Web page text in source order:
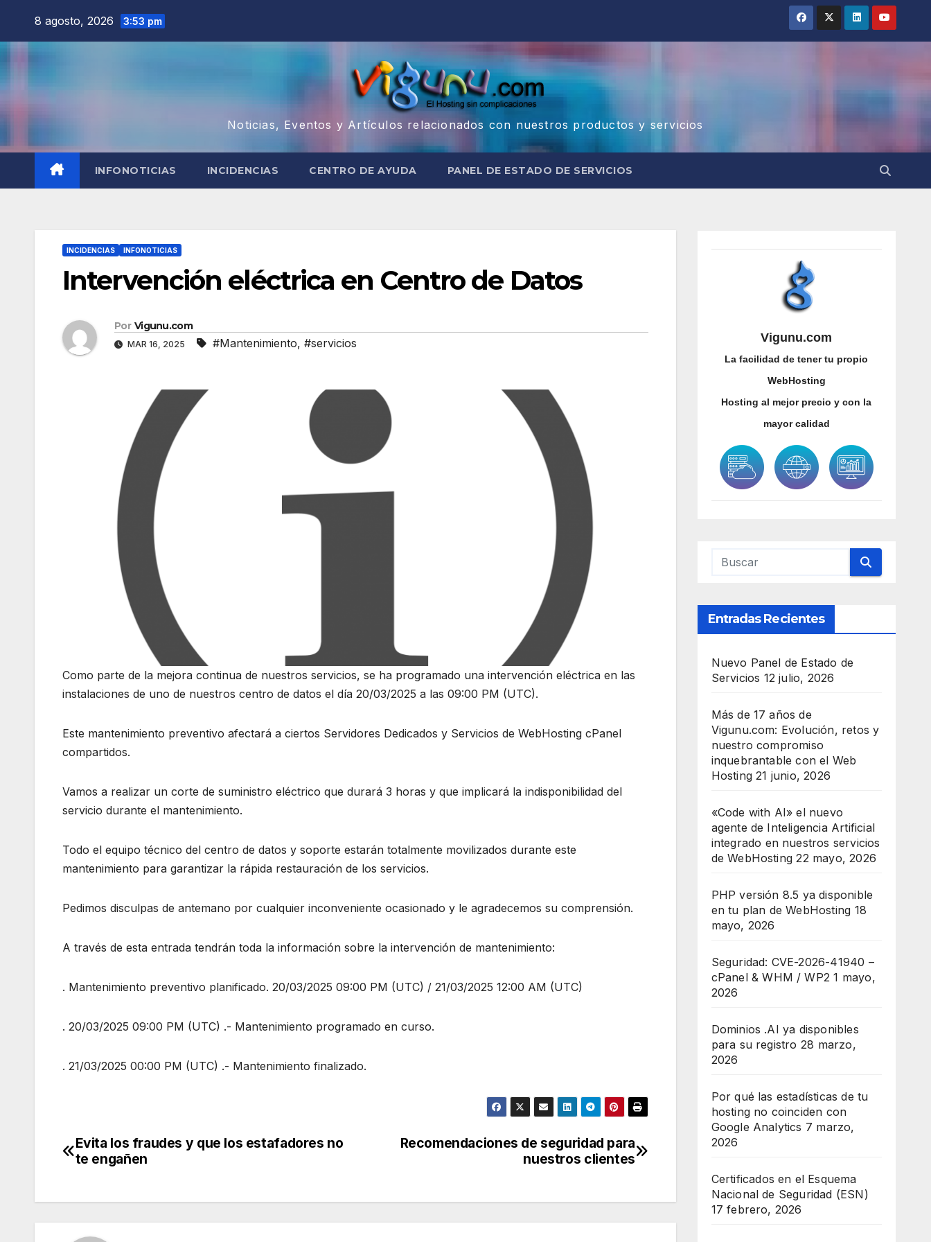
contenido
8 agosto, 2026 3:53 pm
Noticias, Eventos y Artículos relacionados con nuestros productos y servicios
INFONOTICIAS INCIDENCIAS CENTRO DE AYUDA PANEL DE ESTADO DE SERVICIOS
INCIDENCIAS INFONOTICIAS
Intervención eléctrica en Centro de Datos
Por Vigunu.com
MAR 16, 2025 #Mantenimiento, #servicios
Como parte de la mejora continua de nuestros servicios, se ha programado una intervención eléctrica en las
instalaciones de uno de nuestros centro de datos el día 20/03/2025 a las 09:00 PM (UTC).
Este mantenimiento preventivo afectará a ciertos Servidores Dedicados y Servicios de WebHosting cPanel
compartidos.
Vamos a realizar un corte de suministro eléctrico que durará 3 horas y que implicará la indisponibilidad del
servicio durante el mantenimiento.
Todo el equipo técnico del centro de datos y soporte estarán totalmente movilizados durante este
mantenimiento para garantizar la rápida restauración de los servicios.
Pedimos disculpas de antemano por cualquier inconveniente ocasionado y le agradecemos su comprensión.
A través de esta entrada tendrán toda la información sobre la intervención de mantenimiento:
. Mantenimiento preventivo planificado. 20/03/2025 09:00 PM (UTC) / 21/03/2025 12:00 AM (UTC)
. 20/03/2025 09:00 PM (UTC) .- Mantenimiento programado en curso.
. 21/03/2025 00:00 PM (UTC) .- Mantenimiento finalizado.
Navegación
entradas
Recomendaciones de seguridad para
nuestros clientes
Evita los fraudes y que los estafadores no
te engañen
Vigunu.com
La facilidad de tener tu propio
WebHosting
Hosting al mejor precio y con la
mayor calidad
Entradas Recientes
Nuevo Panel de Estado de
Servicios 12 julio, 2026
Más de 17 años de
Vigunu.com: Evolución, retos y
nuestro compromiso
inquebrantable con el Web
Hosting 21 junio, 2026
«Code with AI» el nuevo
agente de Inteligencia Artificial
integrado en nuestros servicios
de WebHosting 22 mayo, 2026
PHP versión 8.5 ya disponible
en tu plan de WebHosting 18
mayo, 2026
Seguridad: CVE-2026-41940 –
cPanel & WHM / WP2 1 mayo,
2026
Dominios .AI ya disponibles
para su registro 28 marzo,
2026
Por qué las estadísticas de tu
hosting no coinciden con
Google Analytics 7 marzo,
2026
Certificados en el Esquema
Nacional de Seguridad (ESN)
17 febrero, 2026